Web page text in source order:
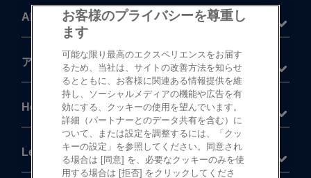
About
アキュビュー®製品
Help
Legal
お客様のプライバシーを尊重し
ます
可能な限り最高のエクスペリエンスをお届す
るため、当社は、サイトの改善方法を知らせ
るとともに、お客様に関連ある情報提供を維
持し、ソーシャルメディアの機能や広告を有
効にする、クッキーの使用を望んでいます。
詳細（パートナーとのデータ共有を含む）に
ついて、または設定を調整するには、「クッ
キーの設定」を参照してください。同意され
る場合は [同意] を、必要なクッキーのみを使
用する場合は [拒否] をクリックしてくださ